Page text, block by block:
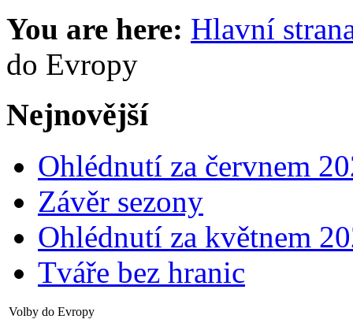
You are here: Hlavní
do Evropy
Nejnovější
Ohlédnutí za červnem
Závěr sezony
Ohlédnutí za květnem
Tváře bez hranic
Volby do Evropy